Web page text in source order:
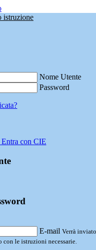
Nome Utente
Password
Entra con CIE
E-mail Verrà
le istruzioni necessarie.